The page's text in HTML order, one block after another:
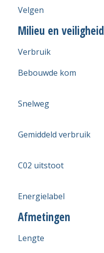
Velgen
Milieu en veiligheid
Verbruik
Bebouwde kom
Snelweg
Gemiddeld verbruik
C02 uitstoot
Energielabel
Afmetingen
Lengte